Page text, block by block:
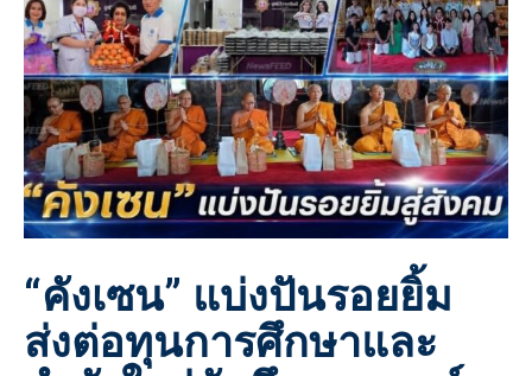
“คังเซน” แบ่งปันรอยยิ้ม
ส่งต่อทุนการศึกษาและ